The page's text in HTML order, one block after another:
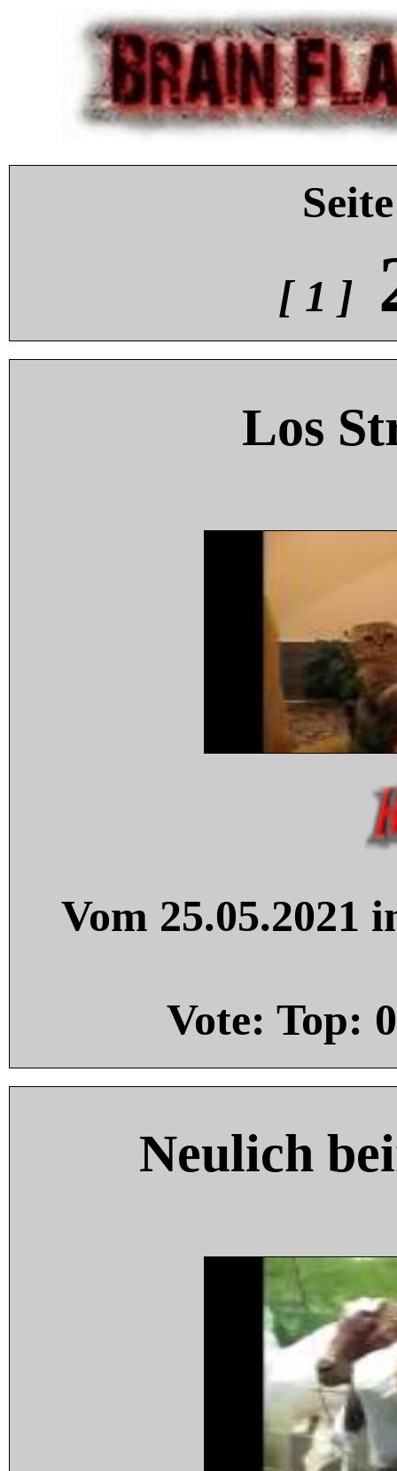
[ 1 ]
Los
Vom 25.05.2021
Vote: Top: 0
Neulich